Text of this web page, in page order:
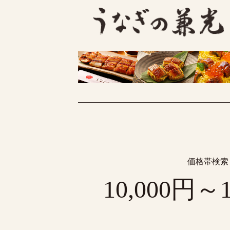
価格帯検索
10,000円～